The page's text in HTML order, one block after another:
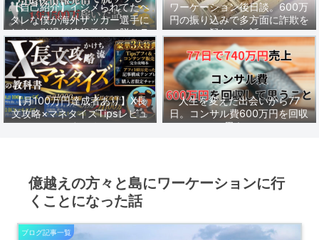
【自己紹介】イジメられてたヘ
タレな僕が海外サッカー選手に
なり、引退後情報発信で脱サラ
し1年1500万稼いだ話。
ワーケーション後日談。600万
円の振り込みで多方面に詐欺を
疑われた話。
【月100万円達成者あり】X長
文攻略×マネタイズTipsレビュ
ーまとめ
人生を変えた出会いから77
日。コンサル費600万円を回収
して思うこと。
億越えの方々と島にワーケーションに行
くことになった話
ブログ記事一覧